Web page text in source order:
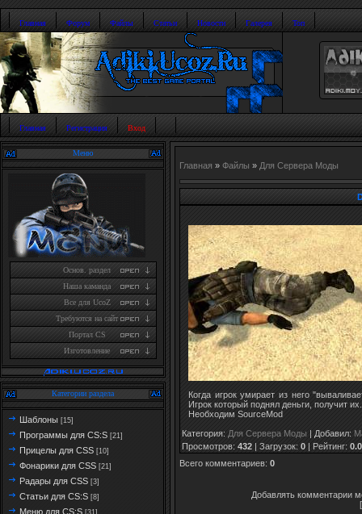
Главная Форум Файлы Статьи Новости Галерея Топ
Главная Регистрация Вход
Меню
Основ. раздел
Наша каманда
Все для UcoZ
Требуются на сайт
Портал CS
Изготовление
Категории раздела
Шаблоны [15]
Программы для CS:S [21]
Прицелы для CSS [10]
Фонарики для CSS [21]
Радары для CSS [3]
Статьи для CS:S [8]
Меню для CS:S [31]
Главная » Файлы » Для Сервера Моды
Когда игрок умирает из него
Игрок который поднял деньги, получит их.
Необходим SourceMod
Категория: Для Сервера Моды | Добавил:
Просмотров: 432 | Загрузок: 0 | Рейтинг: 0.0
Всего комментариев: 0
Добавлять комментарии